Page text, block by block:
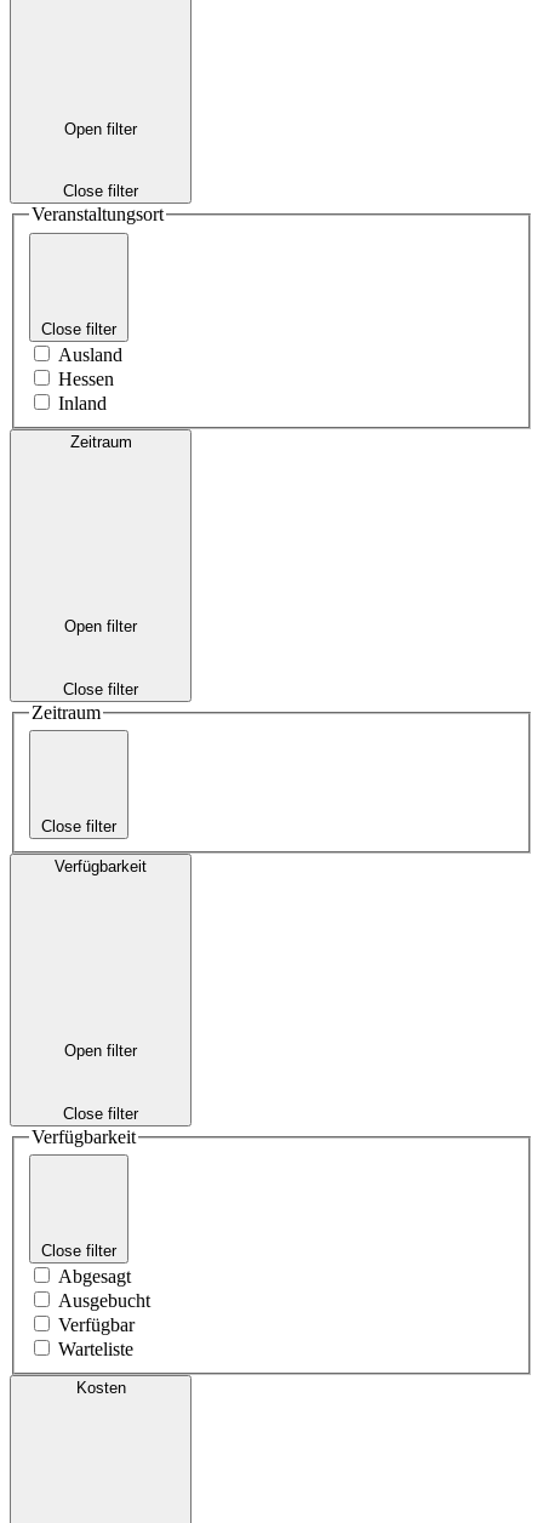
Open filter
Close filter
Veranstaltungsort
Close filter
Ausland
Hessen
Inland
Zeitraum
Open filter
Close filter
Zeitraum
Close filter
Verfügbarkeit
Open filter
Close filter
Verfügbarkeit
Close filter
Abgesagt
Ausgebucht
Verfügbar
Warteliste
Kosten